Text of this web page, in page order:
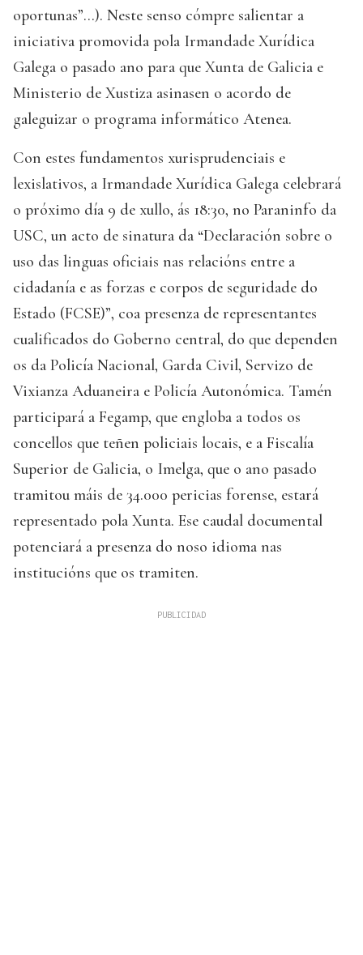
oportunas”…). Neste senso cómpre salientar a
iniciativa promovida pola Irmandade Xurídica
Galega o pasado ano para que Xunta de Galicia e
Ministerio de Xustiza asinasen o acordo de
galeguizar o programa informático Atenea.
Con estes fundamentos xurisprudenciais e
lexislativos, a Irmandade Xurídica Galega celebrará
o próximo día 9 de xullo, ás 18:30, no Paraninfo da
USC, un acto de sinatura da “Declaración sobre o
uso das linguas oficiais nas relacións entre a
cidadanía e as forzas e corpos de seguridade do
Estado (FCSE)”, coa presenza de representantes
cualificados do Goberno central, do que dependen
os da Policía Nacional, Garda Civil, Servizo de
Vixianza Aduaneira e Policía Autonómica. Tamén
participará a Fegamp, que engloba a todos os
concellos que teñen policiais locais, e a Fiscalía
Superior de Galicia, o Imelga, que o ano pasado
tramitou máis de 34.000 pericias forense, estará
representado pola Xunta. Ese caudal documental
potenciará a presenza do noso idioma nas
institucións que os tramiten.